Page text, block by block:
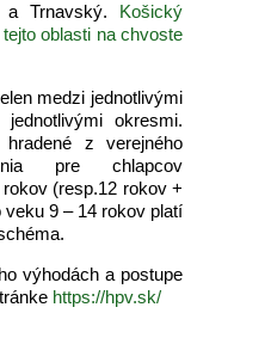
a Trnavský. Košický
oblasti na chvoste
medzi jednotlivými
okresmi.
z verejného
pre chlapcov
(resp.12 rokov +
9 – 14 rokov platí
výhodách a postupe
https://hpv.sk/